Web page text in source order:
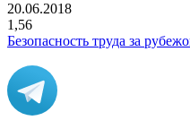
20.06.2018
1,56
Безопасность труда за